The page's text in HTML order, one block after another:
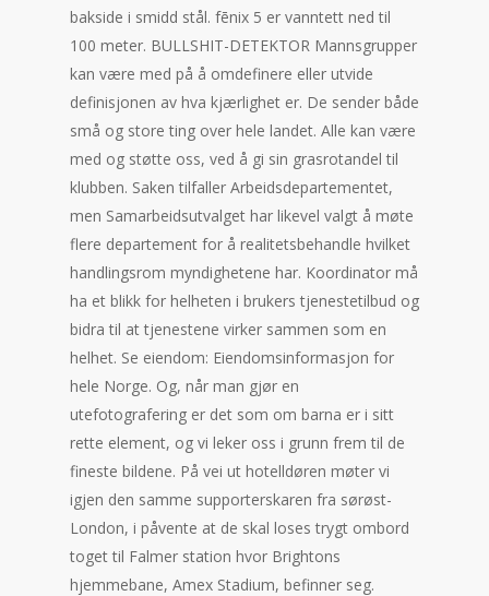
bakside i smidd stål. fēnix 5 er vanntett ned til
100 meter. BULLSHIT-DETEKTOR Mannsgrupper
kan være med på å omdefinere eller utvide
definisjonen av hva kjærlighet er. De sender både
små og store ting over hele landet. Alle kan være
med og støtte oss, ved å gi sin grasrotandel til
klubben. Saken tilfaller Arbeidsdepartementet,
men Samarbeidsutvalget har likevel valgt å møte
flere departement for å realitetsbehandle hvilket
handlingsrom myndighetene har. Koordinator må
ha et blikk for helheten i brukers tjenestetilbud og
bidra til at tjenestene virker sammen som en
helhet. Se eiendom: Eiendomsinformasjon for
hele Norge. Og, når man gjør en
utefotografering er det som om barna er i sitt
rette element, og vi leker oss i grunn frem til de
fineste bildene. På vei ut hotelldøren møter vi
igjen den samme supporterskaren fra sørøst-
London, i påvente at de skal loses trygt ombord
toget til Falmer station hvor Brightons
hjemmebane, Amex Stadium, befinner seg.